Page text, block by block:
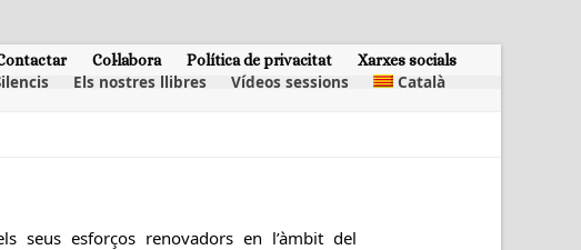
Col·labora Política de privacitat Xarxes socials
Els nostres llibres Vídeos sessions Català
seus esforços renovadors en l’àmbit del